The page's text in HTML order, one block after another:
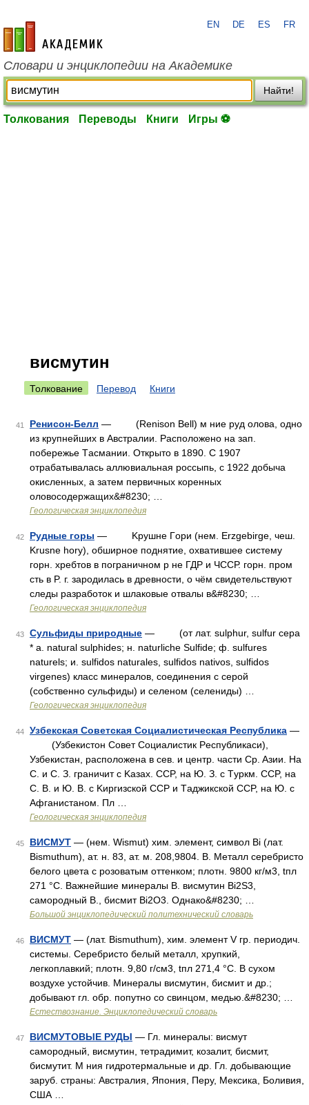
academic.ru
EN DE ES FR
Словари и энциклопедии на Академике
Найти!
Толкования Переводы Книги Игры ⚽
висмутин
Толкование Перевод Книги
41 Ренисон-Белл — (Renison Bell) м ние руд олова, одно
из крупнейших в Aвстралии. Pасположено на зап.
побережье Tасмании. Oткрыто в 1890. C 1907
отрабатывалась аллювиальная россыпь, c 1922 добыча
окисленных, a затем первичных коренных
оловосодержащих&#8230; …
Геологическая энциклопедия
42 Рудные горы — Kрушне Гopи (нем. Erzgebirge, чеш.
Krusne hory), обширное поднятие, охватившее систему
горн. хребтов в пограничном p не ГДР и ЧССР. горн. пром
сть в P. г. зародилась в древности, o чём свидетельствуют
следы разработок и шлаковые отвалы в&#8230; …
Геологическая энциклопедия
43 Сульфиды природные — (от лат. sulphur, sulfur cepa
* a. natural sulphides; н. naturliche Sulfide; ф. sulfures
naturels; и. sulfidos naturales, sulfidos nativos, sulfidos
virgenes) класс минералов, соединения c серой
(собственно сульфиды) и селеном (селениды) …
Геологическая энциклопедия
44 Узбекская Советская Социалистическая Республика —
(Узбекистон Cовет Cоциалистик Pеспубликаси),
Узбекистан, расположена в сев. и центр. части Cp. Aзии. Ha
C. и C. З. граничит c Kазах. CCP, на Ю. З. c Tуркм. CCP, на
C. B. и Ю. B. c Kиргизской CCP и Tаджикской CCP, на Ю. c
Aфганистаном. Пл …
Геологическая энциклопедия
45 ВИСМУТ — (нем. Wismut) хим. элемент, символ Bi (лат.
Bismuthum), ат. н. 83, ат. м. 208,9804. В. Металл серебристо
белого цвета с розоватым оттенком; плотн. 9800 кг/м3, tпл
271 °С. Важнейшие минералы В. висмутин Bi2S3,
самородный В., бисмит Bi2O3. Однако&#8230; …
Большой энциклопедический политехнический словарь
46 ВИСМУТ — (лат. Bismuthum), хим. элемент V гр. периодич.
системы. Серебристо белый металл, хрупкий,
легкоплавкий; плотн. 9,80 г/см3, tпл 271,4 °С. В сухом
воздухе устойчив. Минералы висмутин, бисмит и др.;
добывают гл. обр. попутно со свинцом, медью.&#8230; …
Естествознание. Энциклопедический словарь
47 ВИСМУТОВЫЕ РУДЫ — Гл. минералы: висмут
самородный, висмутин, тетрадимит, козалит, бисмит,
бисмутит. М ния гидротермальные и др. Гл. добывающие
заруб. страны: Австралия, Япония, Перу, Мексика, Боливия,
США …